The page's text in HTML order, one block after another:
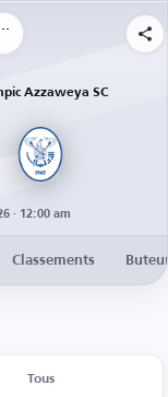
de la Libye
Azzaweya SC
· 12:00 am
Classements
Tous